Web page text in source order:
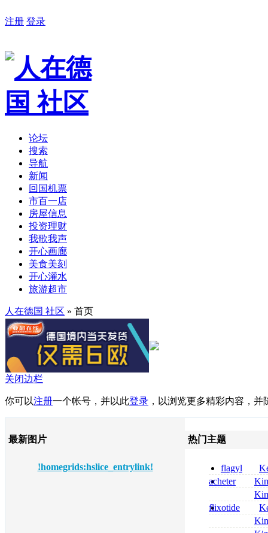
注册 登录
论坛
搜索
导航
新闻
回国机票
市百一店
房屋信息
投资理财
我歌我声
开心画廊
美食美刻
开心灌水
旅游超市
人在德国 社区 » 首页
关闭边栏
你可以注册一个帐号，并以此登录 ，以浏览更多精彩内容，
最新图片
!homegrids:hslice_entrylink!
热门主题
flagyl
online
acheter
nolvadex
nolvadex
flixotide
junior kaufen